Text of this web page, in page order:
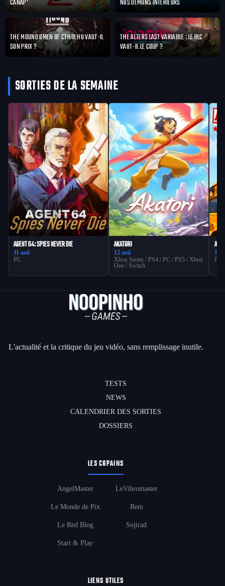
CANAP’
NOS DÉMONS INTÉRIEURS
THE MOUND OMEN OF CTHULHU VAUT-IL
SON PRIX ?
THE ALTERS LAST VARIABLE : LE DLC
VAUT-IL LE COUP ?
SORTIES DE LA SEMAINE
AGENT 64: SPIES NEVER DIE
11 aoû
PC
AKATORI
12 aoû
Xbox Series / PS4 / PC / PS5 / Xbox
One / Switch
12
PC
L'actualité et la critique du jeu vidéo, sans remplissage inutile.
TESTS
NEWS
CALENDRIER DES SORTIES
DOSSIERS
LES COPAINS
AngelMaster
Le Monde de Pix
Le Red Blog
Start & Play
LeVibromaster
Rem
Sojirad
LIENS UTILES